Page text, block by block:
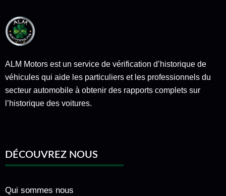
ALM Motors est un service de vérification d’historique de
véhicules qui aide les particuliers et les professionnels du
secteur automobile à obtenir des rapports complets sur
l’historique des voitures.
DÉCOUVREZ NOUS
Qui sommes nous